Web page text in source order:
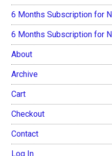
6 Months Subscription for
6 Months Subscription for
About
Archive
Cart
Checkout
Contact
Log In